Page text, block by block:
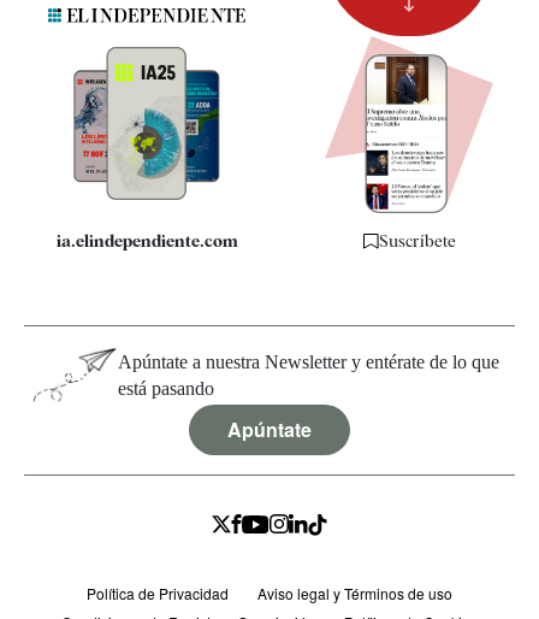
Quiénes somos
Especificaciones
ia.elindependiente.com Suscríbete
Apúntate a nuestra Newsletter y entérate de lo que
está pasando
Apúntate
Política de Privacidad
Aviso legal y Términos de uso